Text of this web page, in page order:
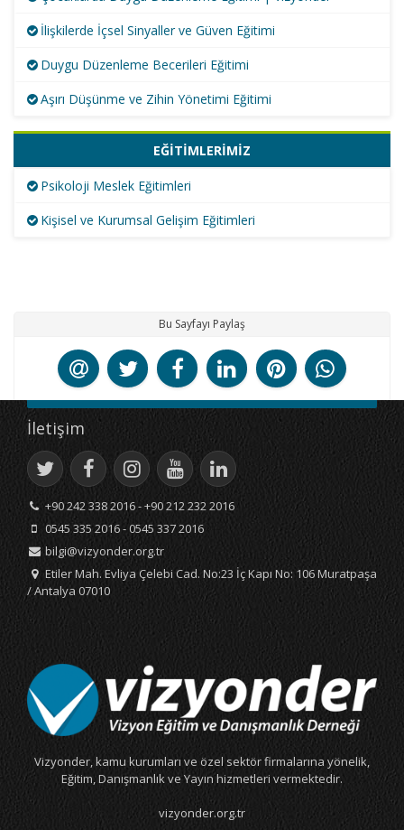
İlişkilerde İçsel Sinyaller ve Güven Eğitimi
Duygu Düzenleme Becerileri Eğitimi
Aşırı Düşünme ve Zihin Yönetimi Eğitimi
EĞİTİMLERİMİZ
Psikoloji Meslek Eğitimleri
Kişisel ve Kurumsal Gelişim Eğitimleri
Bu Sayfayı Paylaş
İletişim
+90 242 338 2016 - +90 212 232 2016
0545 335 2016 - 0545 337 2016
bilgi@vizyonder.org.tr
Etiler Mah. Evliya Çelebi Cad. No:23 İç Kapı No: 106 Muratpaşa
/ Antalya 07010
Vizyonder, kamu kurumları ve özel sektör firmalarına yönelik,
Eğitim, Danışmanlık ve Yayın hizmetleri vermektedir.
vizyonder.org.tr